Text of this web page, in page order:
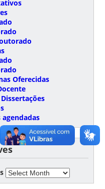
Oferecidas
agendadas